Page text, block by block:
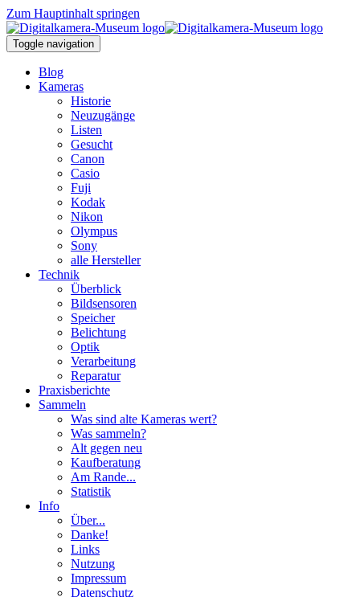
Zum Hauptinhalt springen
Toggle navigation
Blog
Kameras
Historie
Neuzugänge
Listen
Gesucht
Canon
Casio
Fuji
Kodak
Nikon
Olympus
Sony
alle Hersteller
Technik
Überblick
Bildsensoren
Speicher
Belichtung
Optik
Verarbeitung
Reparatur
Praxisberichte
Sammeln
Was sind alte Kameras wert?
Was sammeln?
Alt gegen neu
Kaufberatung
Am Rande...
Statistik
Info
Über...
Danke!
Links
Nutzung
Impressum
Datenschutz